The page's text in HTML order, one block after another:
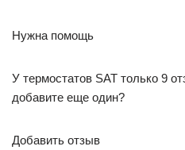
Нужна помощь
У термостатов SAT только 9
добавите еще один?
Добавить отзыв